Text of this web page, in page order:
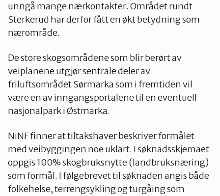
Nordre Follo
Oslo Øst
Oslo Vest
Vestby-Frogn
unngå mange nærkontakter. Området rundt
Sterkerud har derfor fått en økt betydning som
nærområde.
De store skogsområdene som blir berørt av
veiplanene utgjør sentrale deler av
friluftsområdet Sørmarka som i fremtiden vil
være en av inngangsportalene til en eventuell
nasjonalpark i Østmarka.
NiNF finner at tiltakshaver beskriver formålet
med veibyggingen noe uklart. I søknadsskjemaet
oppgis 100% skogbruksnytte (landbruksnæring)
som formål. I følgebrevet til søknaden angis både
folkehelse, terrengsykling og turgåing som